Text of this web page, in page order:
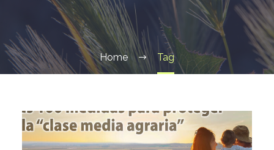
Home Tag